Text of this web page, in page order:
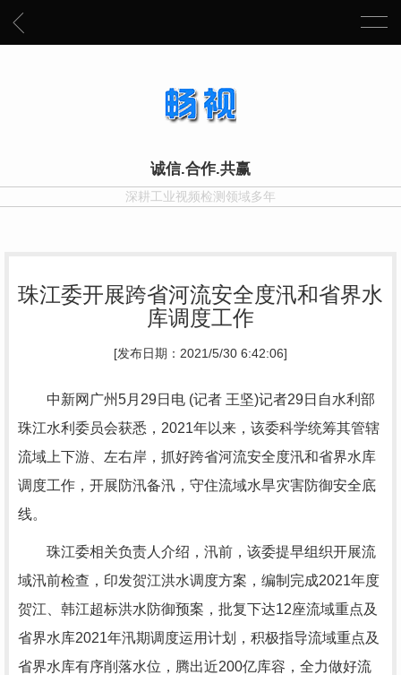
诚信.合作.共赢
深耕工业视频检测领域多年
珠江委开展跨省河流安全度汛和省界水
库调度工作
[发布日期：2021/5/30 6:42:06]
中新网广州5月29日电 (记者 王坚)记者29日自水利部
珠江水利委员会获悉，2021年以来，该委科学统筹其管辖
流域上下游、左右岸，抓好跨省河流安全度汛和省界水库
调度工作，开展防汛备汛，守住流域水旱灾害防御安全底
线。
珠江委相关负责人介绍，汛前，该委提早组织开展流
域汛前检查，印发贺江洪水调度方案，编制完成2021年度
贺江、韩江超标洪水防御预案，批复下达12座流域重点及
省界水库2021年汛期调度运用计划，积极指导流域重点及
省界水库有序削落水位，腾出近200亿库容，全力做好流